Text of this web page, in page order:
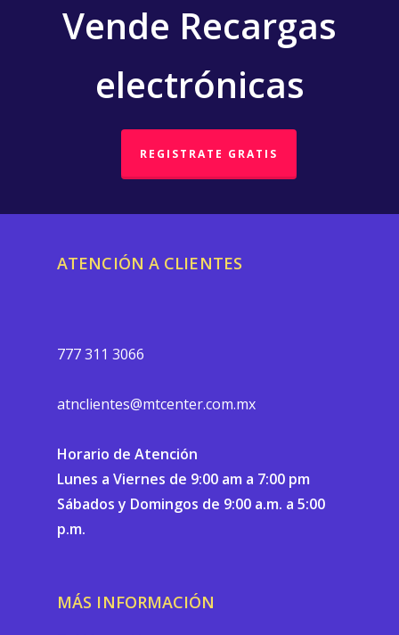
Vende Recargas
electrónicas
REGISTRATE GRATIS
ATENCIÓN A CLIENTES
777 311 3066
atnclientes@mtcenter.com.mx
Horario de Atención
Lunes a Viernes de 9:00 am a 7:00 pm
Sábados y Domingos de 9:00 a.m. a 5:00
p.m.
MÁS INFORMACIÓN